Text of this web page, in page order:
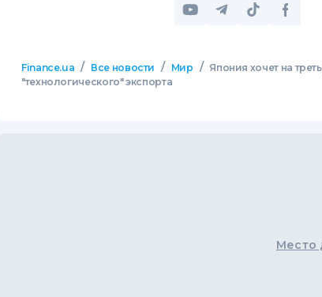
Finance.ua / Все новости / Мир / Япония хочет на
"технологического" экспорта
Место